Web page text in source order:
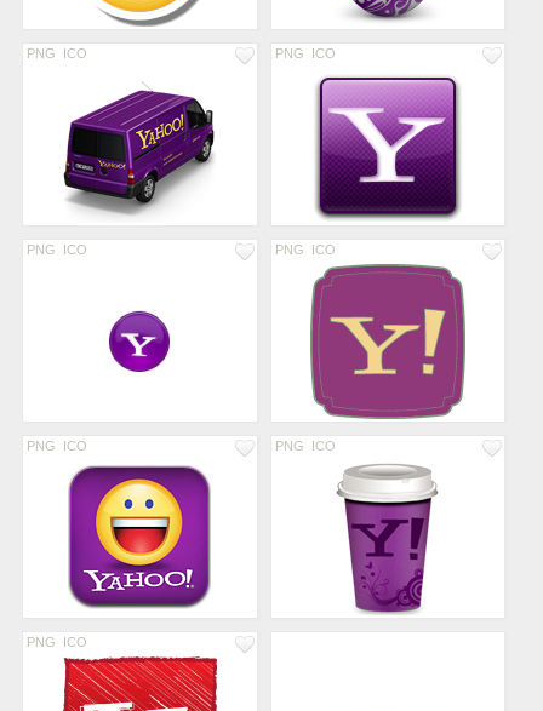
PNG ICO PNG ICO
PNG ICO PNG ICO
PNG ICO PNG ICO
PNG ICO